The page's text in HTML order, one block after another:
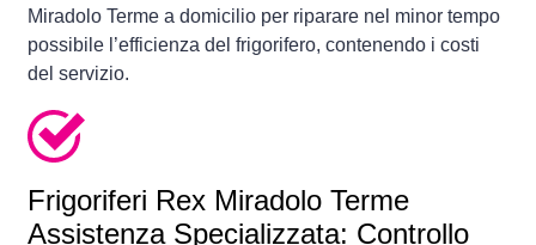
Miradolo Terme a domicilio per riparare nel minor tempo
possibile l’efficienza del frigorifero, contenendo i costi
del servizio.
Frigoriferi Rex Miradolo Terme
Assistenza Specializzata: Controllo